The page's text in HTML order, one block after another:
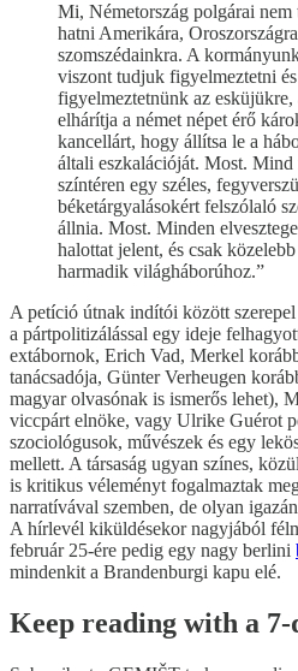
Mi, Németország polgárai
hatni Amerikára,
szomszédainkra. A
viszont tudjuk figyelmeztetni
figyelmeztetnünk az
elhárítja a német népet érő
kancellárt, hogy állítsa le a
általi eszkalációját. Most. Mind
színtéren egy széles,
béketárgyalásokért felszólaló
állnia. Most. Minden
halottat jelent, és csak
harmadik világháborúhoz.”
A petíció útnak indítói között
a pártpolitizálással egy ideje
extábornok, Erich Vad, Merkel
tanácsadója, Günter Verheugen
magyar olvasónak is ismerős lehet),
viccpárt elnöke, vagy Ulrike Guérot
szociológusok, művészek és egy
mellett. A társaság ugyan színes,
is kritikus véleményt fogalmaztak
narratívával szemben, de olyan
A hírlevél kiküldésekor nagyjából
február 25-ére pedig egy nagy berlini
mindenkit a Brandenburgi kapu elé.
Keep reading with a